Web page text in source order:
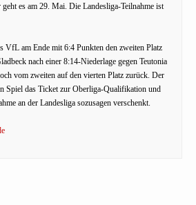
es am 29. Mai. Die Landesliga-Teilnahme ist
VfL am Ende mit 6:4 Punkten den zweiten Platz
nach einer 8:14-Niederlage gegen Teutonia
vom zweiten auf den vierten Platz zurück. Der
Spiel das Ticket zur Oberliga-Qualifikation und
an der Landesliga sozusagen verschenkt.